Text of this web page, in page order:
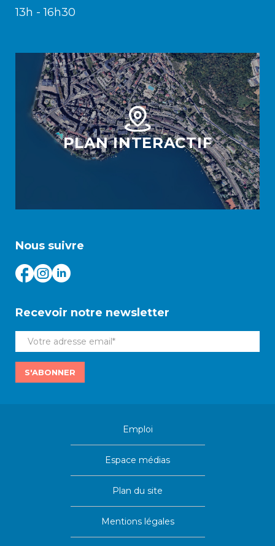
13h - 16h30
PLAN INTERACTIF
Nous suivre
Recevoir notre newsletter
S'ABONNER
Emploi
Espace médias
Plan du site
Mentions légales